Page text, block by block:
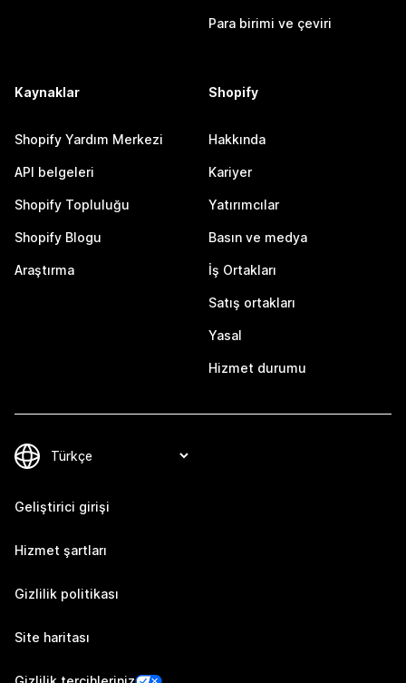
Para birimi ve çeviri
Kaynaklar
Shopify Yardım Merkezi
API belgeleri
Shopify Topluluğu
Shopify Blogu
Araştırma
Shopify
Hakkında
Kariyer
Yatırımcılar
Basın ve medya
İş Ortakları
Satış ortakları
Yasal
Hizmet durumu
Geliştirici girişi
Hizmet şartları
Gizlilik politikası
Site haritası